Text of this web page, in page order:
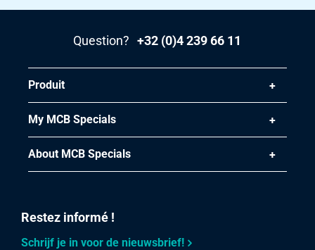
Question? +32 (0)4 239 66 11
Produit
My MCB Specials
About MCB Specials
Restez informé !
Schrijf je in voor de nieuwsbrief!